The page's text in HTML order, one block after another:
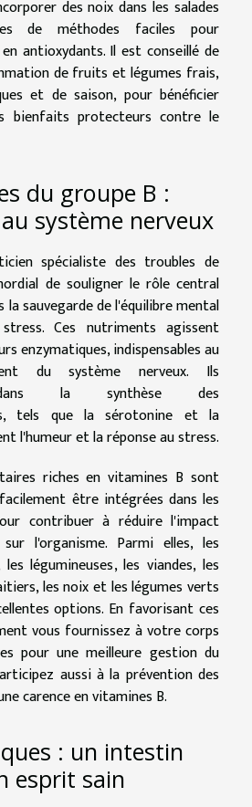
des noix dans les salades
de méthodes faciles pour
antioxydants. Il est conseillé de
de fruits et légumes frais,
et de saison, pour bénéficier
bienfaits protecteurs contre le
du groupe B :
système nerveux
spécialiste des troubles de
de souligner le rôle central
la sauvegarde de l'équilibre mental
Ces nutriments agissent
enzymatiques, indispensables au
du système nerveux. Ils
dans la synthèse des
tels que la sérotonine et la
l'humeur et la réponse au stress.
riches en vitamines B sont
être intégrées dans les
contribuer à réduire l'impact
l'organisme. Parmi elles, les
légumineuses, les viandes, les
les noix et les légumes verts
options. En favorisant ces
vous fournissez à votre corps
pour une meilleure gestion du
aussi à la prévention des
carence en vitamines B.
: un intestin
esprit sain